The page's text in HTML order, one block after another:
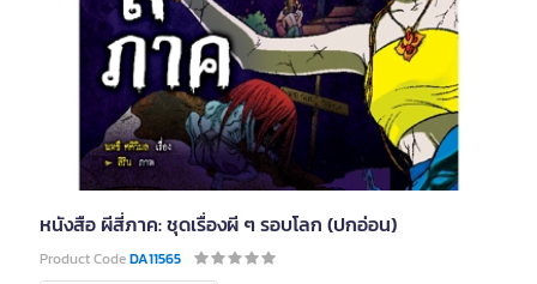
หนังสือ ผีสี่ภาค: ชุดเรื่องผี ๆ รอบโลก (ปกอ่อน)
Product CodeDA11565